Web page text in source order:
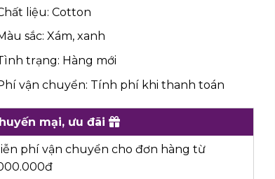
liệu: Cotton
sắc: Xám, xanh
trạng: Hàng mới
vận chuyển: Tính phí khi thanh toán
mại, ưu đãi
phí vận chuyển cho đơn hàng từ